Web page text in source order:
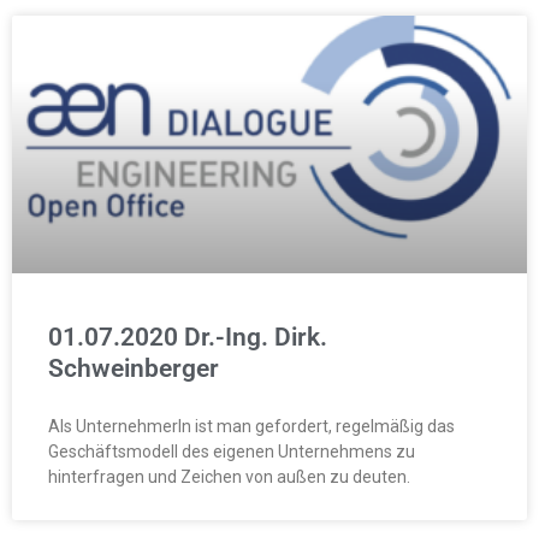
01.07.2020 Dr.-Ing. Dirk.
Schweinberger
Als UnternehmerIn ist man gefordert, regelmäßig das
Geschäftsmodell des eigenen Unternehmens zu
hinterfragen und Zeichen von außen zu deuten.